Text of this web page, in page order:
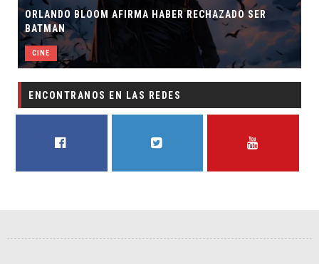
ORLANDO BLOOM AFIRMA HABER RECHAZADO SER
BATMAN
CINE
ENCONTRANOS EN LAS REDES